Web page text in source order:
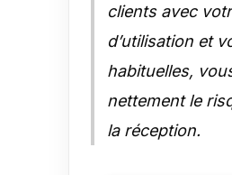
clients avec
d’utilisation et
habituelles,
nettement le
la réception.